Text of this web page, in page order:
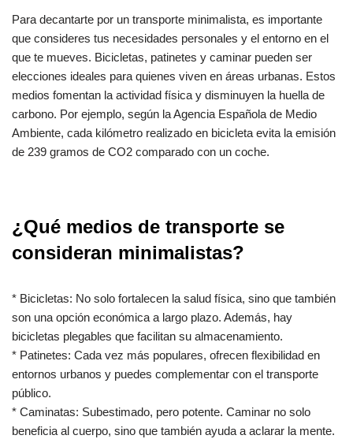
Para decantarte por un transporte minimalista, es importante
que consideres tus necesidades personales y el entorno en el
que te mueves. Bicicletas, patinetes y caminar pueden ser
elecciones ideales para quienes viven en áreas urbanas. Estos
medios fomentan la actividad física y disminuyen la huella de
carbono. Por ejemplo, según la Agencia Española de Medio
Ambiente, cada kilómetro realizado en bicicleta evita la emisión
de 239 gramos de CO2 comparado con un coche.
¿Qué medios de transporte se
consideran minimalistas?
* Bicicletas: No solo fortalecen la salud física, sino que también
son una opción económica a largo plazo. Además, hay
bicicletas plegables que facilitan su almacenamiento.
* Patinetes: Cada vez más populares, ofrecen flexibilidad en
entornos urbanos y puedes complementar con el transporte
público.
* Caminatas: Subestimado, pero potente. Caminar no solo
beneficia al cuerpo, sino que también ayuda a aclarar la mente.